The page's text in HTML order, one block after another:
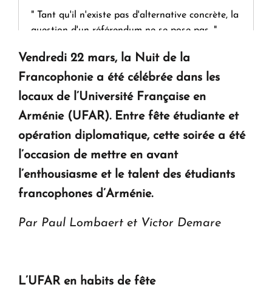
" Tant qu'il n'existe pas d'alternative concrète, la
question d'un référendum ne se pose pas. "
KASA : 30 ans d'audace, de résilience et d'avenir
en Arménie
Le premier hôtel Hyatt Regency d'Arménie
ouvrira ses portes à Dilijan
Vendredi 22 mars, la Nuit de la
Francophonie a été célébrée dans les
locaux de l’Université Française en
Arménie (UFAR). Entre fête étudiante et
opération diplomatique, cette soirée a été
l’occasion de mettre en avant
l’enthousiasme et le talent des étudiants
francophones d’Arménie.
Par Paul Lombaert et Victor Demare
L’UFAR en habits de fête